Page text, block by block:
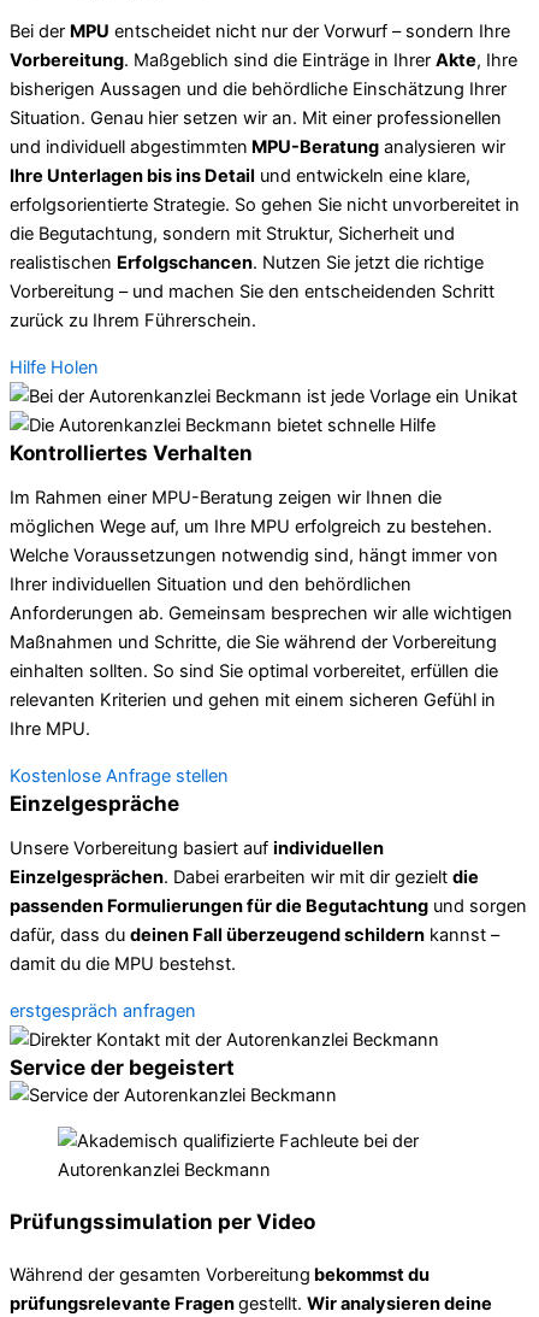
Bei der MPU entscheidet nicht nur der Vorwurf – sondern Ihre
Vorbereitung. Maßgeblich sind die Einträge in Ihrer Akte, Ihre
bisherigen Aussagen und die behördliche Einschätzung Ihrer
Situation. Genau hier setzen wir an. Mit einer professionellen
und individuell abgestimmten MPU-Beratung analysieren wir
Ihre Unterlagen bis ins Detail und entwickeln eine klare,
erfolgsorientierte Strategie. So gehen Sie nicht unvorbereitet in
die Begutachtung, sondern mit Struktur, Sicherheit und
realistischen Erfolgschancen. Nutzen Sie jetzt die richtige
Vorbereitung – und machen Sie den entscheidenden Schritt
zurück zu Ihrem Führerschein.
Hilfe Holen
Kontrolliertes Verhalten
Im Rahmen einer MPU-Beratung zeigen wir Ihnen die
möglichen Wege auf, um Ihre MPU erfolgreich zu bestehen.
Welche Voraussetzungen notwendig sind, hängt immer von
Ihrer individuellen Situation und den behördlichen
Anforderungen ab. Gemeinsam besprechen wir alle wichtigen
Maßnahmen und Schritte, die Sie während der Vorbereitung
einhalten sollten. So sind Sie optimal vorbereitet, erfüllen die
relevanten Kriterien und gehen mit einem sicheren Gefühl in
Ihre MPU.
Kostenlose Anfrage stellen
Einzelgespräche
Unsere Vorbereitung basiert auf individuellen
Einzelgesprächen. Dabei erarbeiten wir mit dir gezielt die
passenden Formulierungen für die Begutachtung und sorgen
dafür, dass du deinen Fall überzeugend schildern kannst –
damit du die MPU bestehst.
erstgespräch anfragen
Service der begeistert
Prüfungssimulation per Video
Während der gesamten Vorbereitung bekommst du
prüfungsrelevante Fragengestellt. Wir analysieren deine